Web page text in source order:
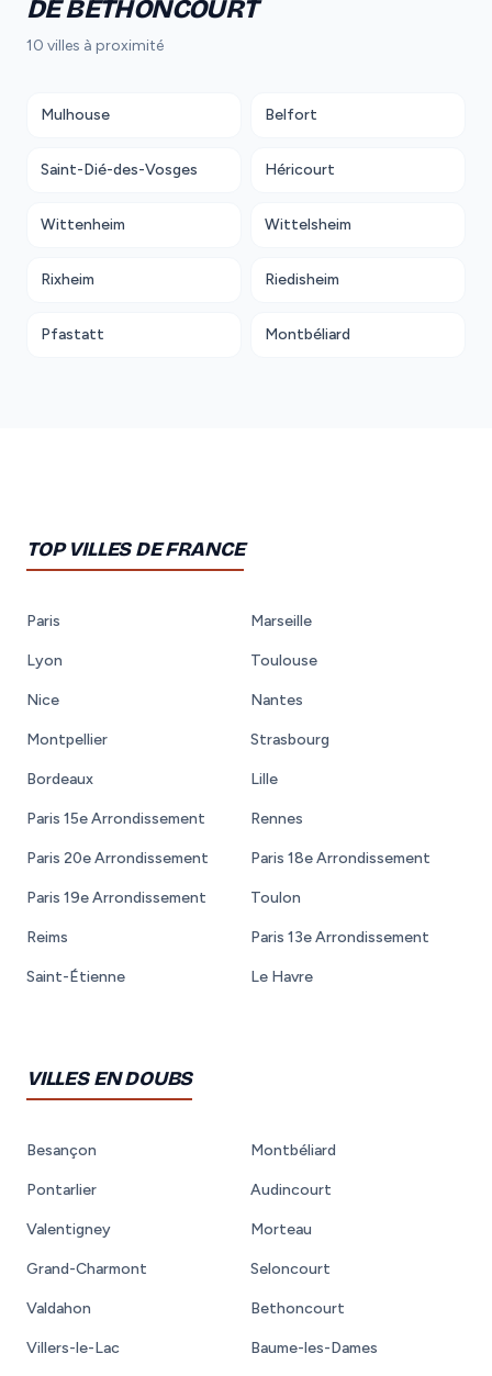
DE BETHONCOURT
10 villes à proximité
Mulhouse Belfort
Saint-Dié-des-Vosges Héricourt
Wittenheim Wittelsheim
Rixheim Riedisheim
Pfastatt Montbéliard
TOP VILLES DE FRANCE
Paris Marseille
Lyon Toulouse
Nice Nantes
Montpellier Strasbourg
Bordeaux Lille
Paris 15e Arrondissement Rennes
Paris 20e Arrondissement Paris 18e Arrondissement
Paris 19e Arrondissement Toulon
Reims Paris 13e Arrondissement
Saint-Étienne Le Havre
VILLES EN DOUBS
Besançon Montbéliard
Pontarlier Audincourt
Valentigney Morteau
Grand-Charmont Seloncourt
Valdahon Bethoncourt
Villers-le-Lac Baume-les-Dames